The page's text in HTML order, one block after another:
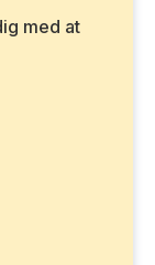
med at